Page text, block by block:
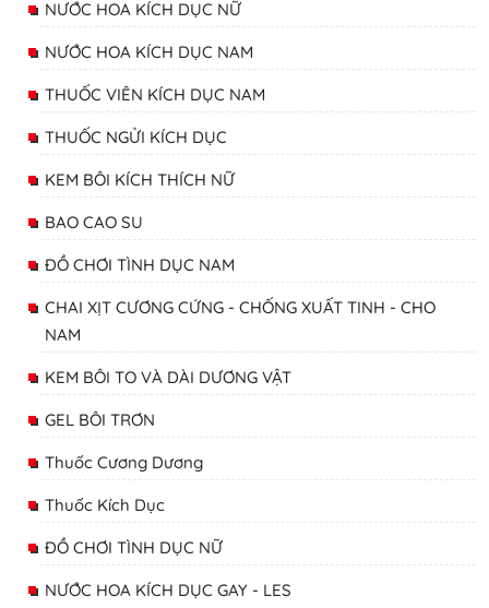
NƯỚC HOA KÍCH DỤC NỮ
NƯỚC HOA KÍCH DỤC NAM
THUỐC VIÊN KÍCH DỤC NAM
THUỐC NGỬI KÍCH DỤC
KEM BÔI KÍCH THÍCH NỮ
BAO CAO SU
ĐỒ CHƠI TÌNH DỤC NAM
CHAI XỊT CƯƠNG CỨNG - CHỐNG XUẤT TINH - CHO
NAM
KEM BÔI TO VÀ DÀI DƯƠNG VẬT
GEL BÔI TRƠN
Thuốc Cương Dương
Thuốc Kích Dục
ĐỒ CHƠI TÌNH DỤC NỮ
NƯỚC HOA KÍCH DỤC GAY - LES